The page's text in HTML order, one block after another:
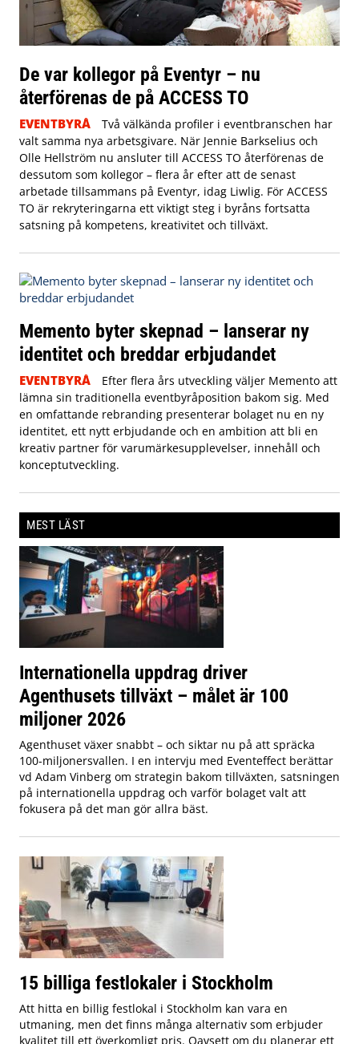
De var kollegor på Eventyr – nu
återförenas de på ACCESS TO
EVENTBYRÅ
Två välkända profiler i eventbranschen har
valt samma nya arbetsgivare. När Jennie Barkselius och
Olle Hellström nu ansluter till ACCESS TO återförenas de
dessutom som kollegor – flera år efter att de senast
arbetade tillsammans på Eventyr, idag Liwlig. För ACCESS
TO är rekryteringarna ett viktigt steg i byråns fortsatta
satsning på kompetens, kreativitet och tillväxt.
Memento byter skepnad – lanserar ny
identitet och breddar erbjudandet
EVENTBYRÅ
Efter flera års utveckling väljer Memento att
lämna sin traditionella eventbyråposition bakom sig. Med
en omfattande rebranding presenterar bolaget nu en ny
identitet, ett nytt erbjudande och en ambition att bli en
kreativ partner för varumärkesupplevelser, innehåll och
konceptutveckling.
MEST LÄST
Internationella uppdrag driver
Agenthusets tillväxt – målet är 100
miljoner 2026
Agenthuset växer snabbt – och siktar nu på att spräcka
100-miljonersvallen. I en intervju med Eventeffect berättar
vd Adam Vinberg om strategin bakom tillväxten, satsningen
på internationella uppdrag och varför bolaget valt att
fokusera på det man gör allra bäst.
15 billiga festlokaler i Stockholm
Att hitta en billig festlokal i Stockholm kan vara en
utmaning, men det finns många alternativ som erbjuder
kvalitet till ett överkomligt pris. Oavsett om du planerar ett